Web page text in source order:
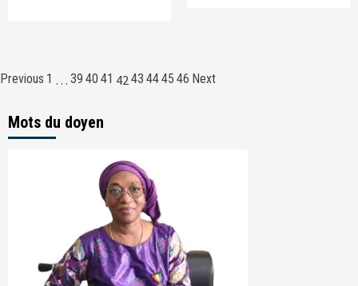
Navigation
articles
Previous 1 … 39 40 41 4243 4445 46 Next
Mots du doyen